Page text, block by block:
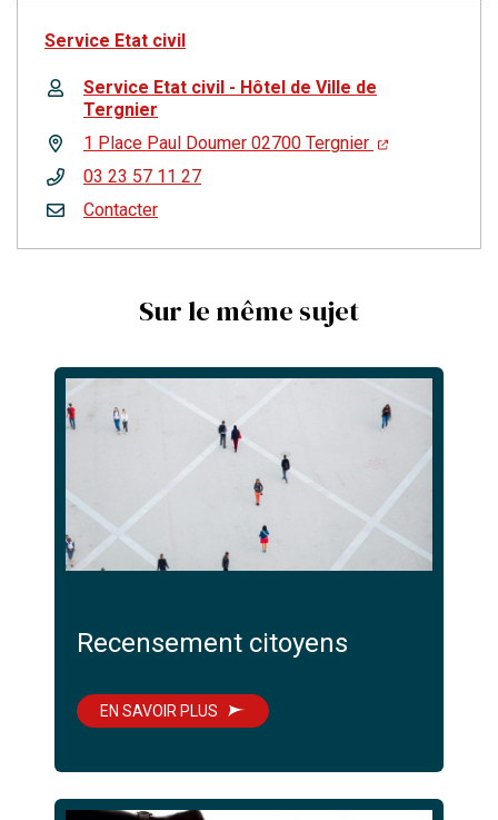
Service Etat civil
Service Etat civil - Hôtel de Ville de
Tergnier
1 Place Paul Doumer 02700 Tergnier
03 23 57 11 27
Contacter
Sur le même sujet
Recensement citoyens
EN SAVOIR PLUS